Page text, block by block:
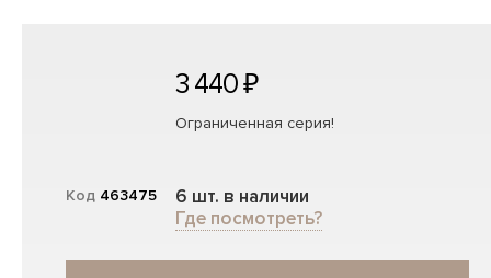
Код 463475
3 440 ₽
Ограниченная серия!
6 шт. в наличии
Где посмотреть?